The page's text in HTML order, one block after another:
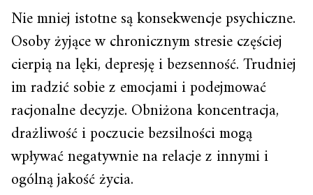
Nie mniej istotne są konsekwencje psychiczne.
Osoby żyjące w chronicznym stresie częściej
cierpią na lęki, depresję i bezsenność. Trudniej
im radzić sobie z emocjami i podejmować
racjonalne decyzje. Obniżona koncentracja,
drażliwość i poczucie bezsilności mogą
wpływać negatywnie na relacje z innymi i
ogólną jakość życia.